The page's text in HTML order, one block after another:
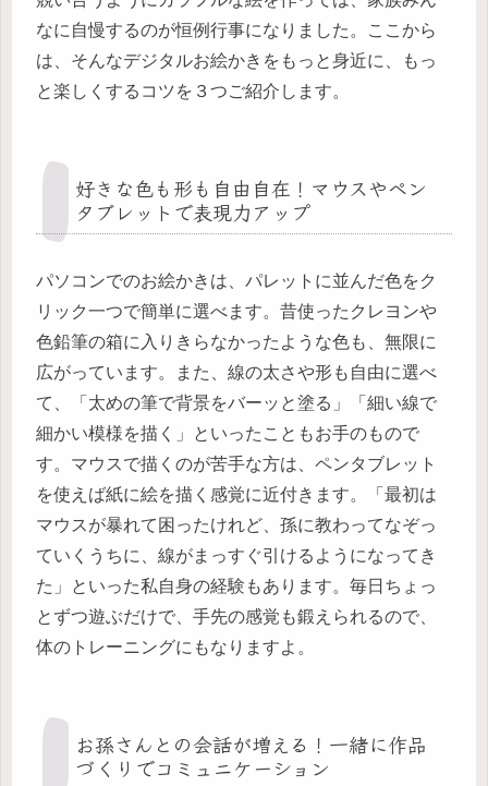
なに自慢するのが恒例行事になりました。ここから
は、そんなデジタルお絵かきをもっと身近に、もっ
と楽しくするコツを３つご紹介します。
好きな色も形も自由自在！マウスやペン
タブレットで表現力アップ
パソコンでのお絵かきは、パレットに並んだ色をク
リック一つで簡単に選べます。昔使ったクレヨンや
色鉛筆の箱に入りきらなかったような色も、無限に
広がっています。また、線の太さや形も自由に選べ
て、「太めの筆で背景をバーッと塗る」「細い線で
細かい模様を描く」といったこともお手のもので
す。マウスで描くのが苦手な方は、ペンタブレット
を使えば紙に絵を描く感覚に近付きます。「最初は
マウスが暴れて困ったけれど、孫に教わってなぞっ
ていくうちに、線がまっすぐ引けるようになってき
た」といった私自身の経験もあります。毎日ちょっ
とずつ遊ぶだけで、手先の感覚も鍛えられるので、
体のトレーニングにもなりますよ。
お孫さんとの会話が増える！一緒に作品
づくりでコミュニケーション